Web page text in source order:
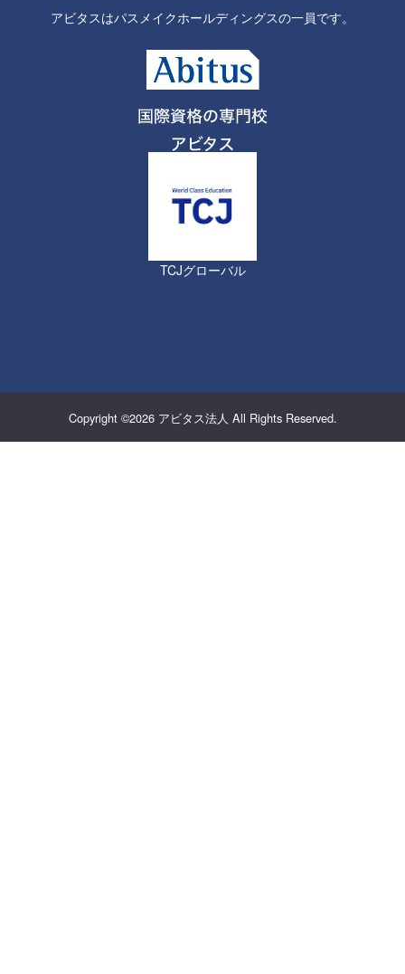
アビタスはパスメイクホールディングスの一員です。
TCJグローバル
Copyright ©2026 アビタス法人 All Rights Reserved.